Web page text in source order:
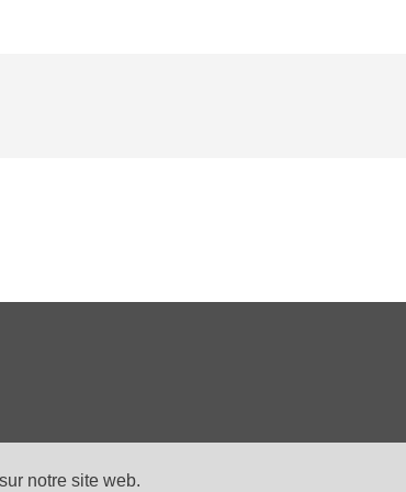
notre site web.